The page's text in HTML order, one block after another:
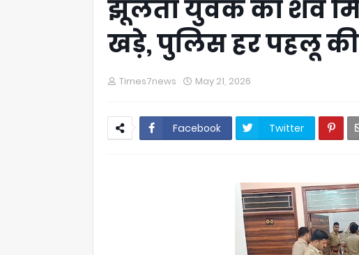
झूलता युवक का शव
खड़े, पुलिस हर पहलू
Times7news May 21, 2026
Facebook Twitter